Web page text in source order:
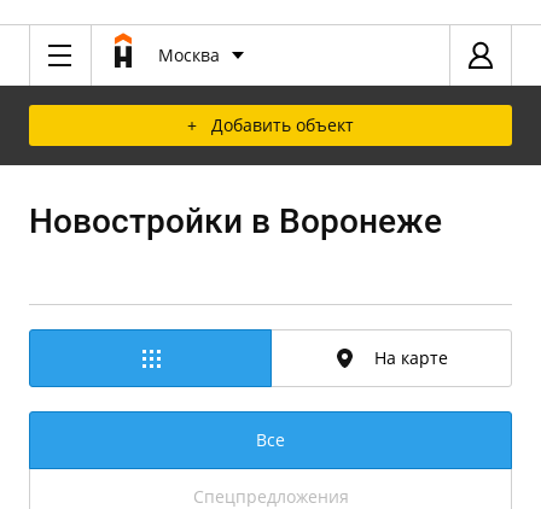
Москва
+ Добавить объект
Новостройки в Воронеже
На карте
Все
Спецпредложения